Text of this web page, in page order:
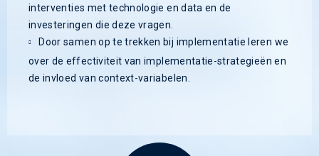
interventies met technologie en data en de
investeringen die deze vragen.
Door samen op te trekken bij implementatie leren we
over de effectiviteit van implementatie-strategieën en
de invloed van context-variabelen.